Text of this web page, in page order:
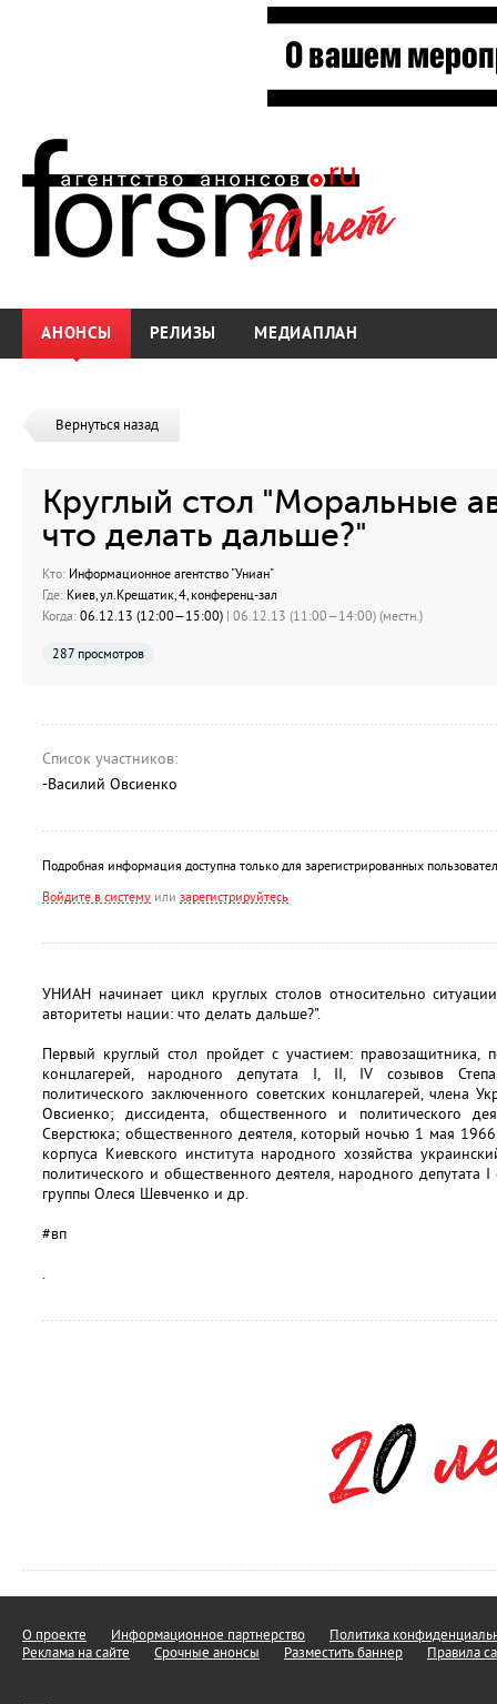
АНОНСЫ РЕЛИЗЫ МЕДИАПЛАН
Вернуться назад
Круглый стол "Моральные
что делать дальше?"
Кто: Информационное агентство "Униан"
Где: Киев, ул.Крещатик, 4, конференц-зал
Когда: 06.12.13 (12:00—15:00) | 06.12.13 (11:00—14:00) (местн.)
287 просмотров
Список участников:
-Василий Овсиенко
Подробная информация доступна только для зарегистрированных
Войдите в систему или зарегистрируйтесь
УНИАН начинает цикл круглых столов относительно
авторитеты нации: что делать дальше?".
Первый круглый стол пройдет с участием: правозащитника,
концлагерей, народного депутата I, II, IV созывов
политического заключенного советских концлагерей, члена
Овсиенко; диссидента, общественного и политического
Сверстюка; общественного деятеля, который ночью 1 мая
корпуса Киевского института народного хозяйства
политического и общественного деятеля, народного депутата
группы Олеся Шевченко и др.
#вп
.
О проекте Информационное партнерство
Политика
Реклама на сайте
Срочные анонсы Разместить баннер Правила